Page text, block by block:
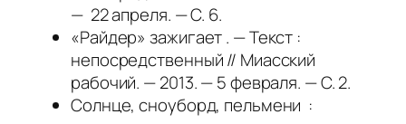
— 22 апреля. — С. 6.
«Райдер» зажигает . — Текст :
непосредственный // Миасский
рабочий. — 2013. — 5 февраля. — С. 2.
Солнце, сноуборд, пельмени :